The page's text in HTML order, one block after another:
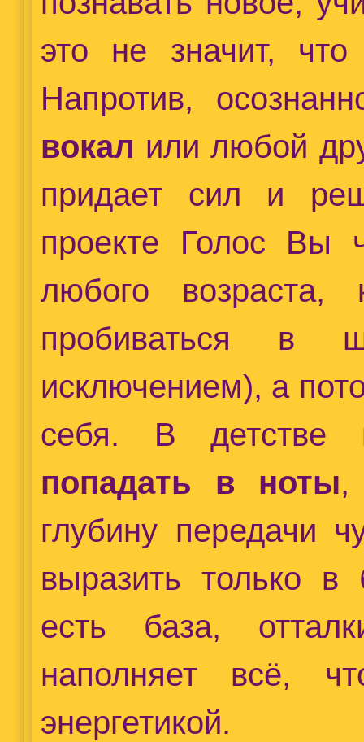
это не значит,
Напротив,
вокал или любой
придает сил и
проекте Голос Вы
любого возраста,
пробиваться в
исключением), а
себя. В детстве
попадать в ноты,
глубину передачи
выразить только в
есть база,
наполняет всё,
энергетикой.